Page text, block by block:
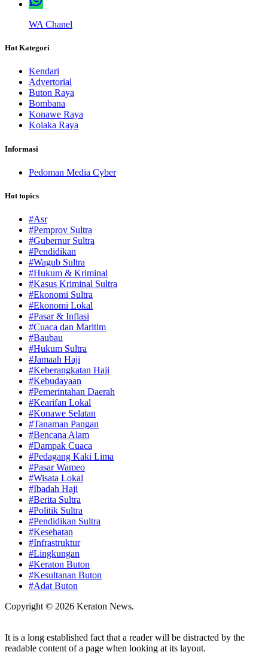
WA Chanel
Hot Kategori
Kendari
Advertorial
Buton Raya
Bombana
Konawe Raya
Kolaka Raya
Informasi
Pedoman Media Cyber
Hot topics
#Asr
#Pemprov Sultra
#Gubernur Sultra
#Pendidikan
#Wagub Sultra
#Hukum & Kriminal
#Kasus Kriminal Sultra
#Ekonomi Sultra
#Ekonomi Lokal
#Pasar & Inflasi
#Cuaca dan Maritim
#Baubau
#Hukum Sultra
#Jamaah Haji
#Keberangkatan Haji
#Kebudayaan
#Pemerintahan Daerah
#Kearifan Lokal
#Konawe Selatan
#Tanaman Pangan
#Bencana Alam
#Dampak Cuaca
#Pedagang Kaki Lima
#Pasar Wameo
#Wisata Lokal
#Ibadah Haji
#Berita Sultra
#Politik Sultra
#Pendidikan Sultra
#Kesehatan
#Infrastruktur
#Lingkungan
#Keraton Buton
#Kesultanan Buton
#Adat Buton
Copyright © 2026 Keraton News.
It is a long established fact that a reader will be distracted by the
readable content of a page when looking at its layout.